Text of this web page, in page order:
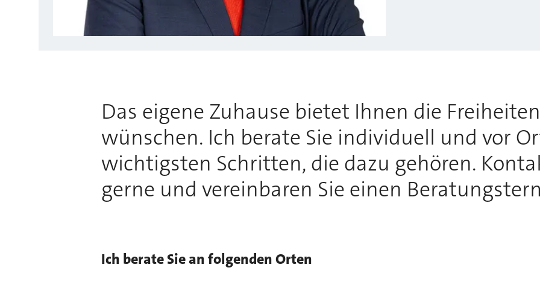
Das eigene Zuhause bietet Ihnen die
wünschen. Ich berate Sie individuell und vor
wichtigsten Schritten, die dazu gehören.
gerne und vereinbaren Sie einen
Ich berate Sie an folgenden Orten